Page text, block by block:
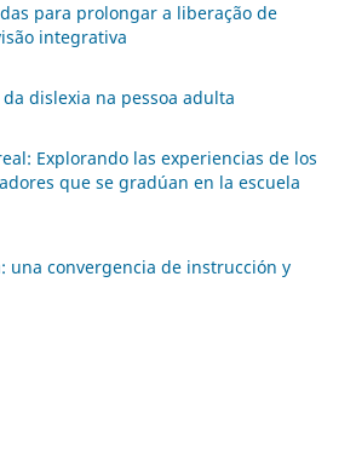
para prolongar a liberação de
integrativa
dislexia na pessoa adulta
Explorando las experiencias de los
que se gradúan en la escuela
una convergencia de instrucción y